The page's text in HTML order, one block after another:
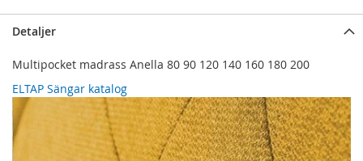
Detaljer
Multipocket madrass Anella 80 90 120 140 160 180 200
ELTAP Sängar katalog